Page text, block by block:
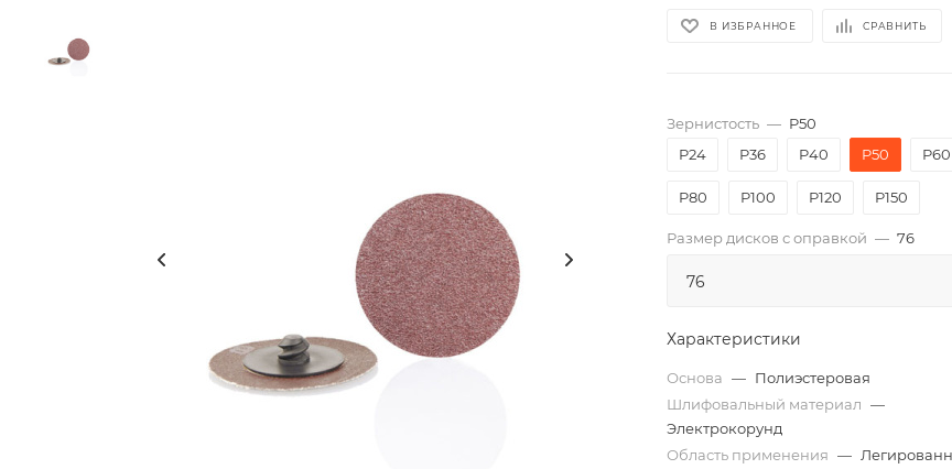
В ИЗБРАННОЕ СРАВНИТЬ
Зернистость — P50
P24
P36 P40 P50 P60
P80 P100 P120 P150
Размер дисков с оправкой — 76
Характеристики
Основа — Полиэстеровая
Шлифовальный материал —
Электрокорунд
Область применения —